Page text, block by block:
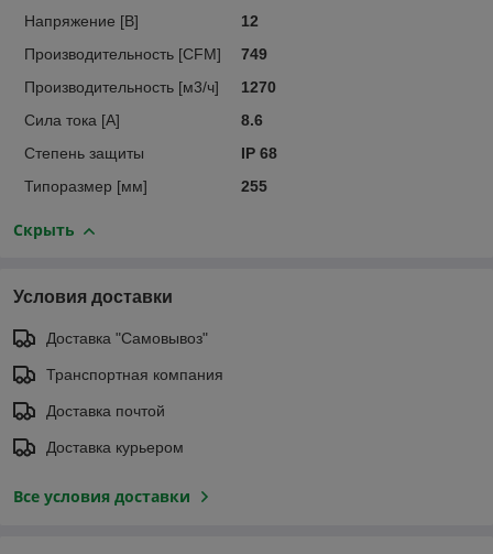
Напряжение [В]
12
Производительность [CFM]
749
Производительность [м3/ч]
1270
Сила тока [A]
8.6
Степень защиты
IP 68
Типоразмер [мм]
255
Скрыть
Условия доставки
Доставка "Самовывоз"
Транспортная компания
Доставка почтой
Доставка курьером
Все условия доставки